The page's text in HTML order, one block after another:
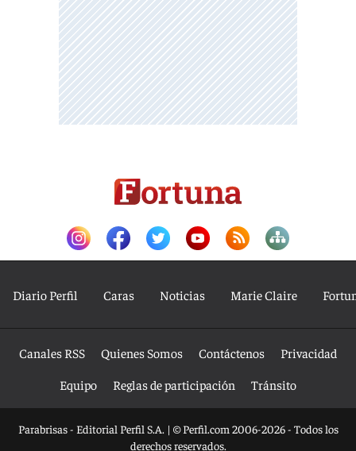
Diario Perfil Caras Noticias Marie Claire
Canales RSS Quienes Somos Contáctenos
Privacidad
Equipo
Reglas de participación Tránsito
Parabrisas - Editorial Perfil S.A. | © Perfil.com 2006-2026 - Todos los
derechos reservados.